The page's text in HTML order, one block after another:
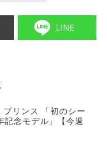
LINE
プリンス 「初のシー
記念モデル」【今週